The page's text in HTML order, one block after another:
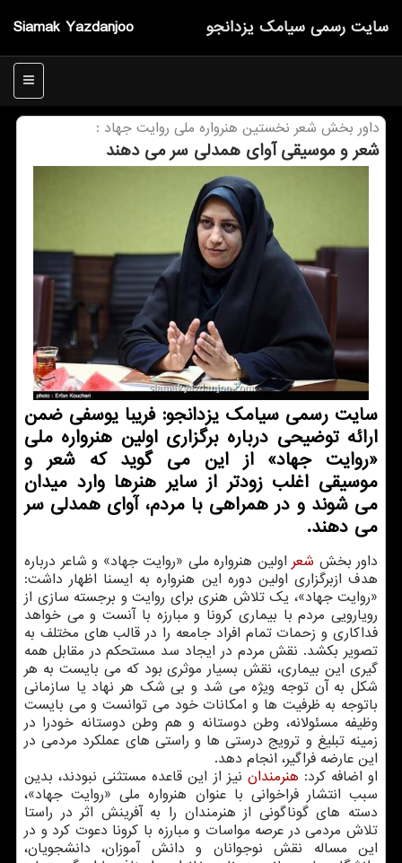
Siamak Yazdanjoo سایت رسمی سیامك یزدانجو
منو
داور بخش شعر نخستین هنرواره ملی روایت جهاد :
شعر و موسیقی آوای همدلی سر می دهند
سایت رسمی سیامک یزدانجو: فریبا یوسفی ضمن
ارائه توضیحی درباره برگزاری اولین هنرواره ملی
«روایت جهاد» از این می گوید که شعر و
موسیقی اغلب زودتر از سایر هنرها وارد میدان
می شوند و در همراهی با مردم، آوای همدلی سر
می دهند.
داور بخش شعر اولین هنرواره ملی «روایت جهاد» و شاعر درباره
هدف ازبرگزاری اولین دوره این هنرواره به ایسنا اظهار داشت:
«روایت جهاد»، یک تلاش هنری برای روایت و برجسته سازی از
رویارویی مردم با بیماری کرونا و مبارزه با آنست و می خواهد
فداکاری و زحمات تمام افراد جامعه را در قالب های مختلف به
تصویر بکشد. نقش مردم در ایجاد سد مستحکم در مقابل همه
گیری این بیماری، نقش بسیار موثری بود که می بایست به هر
شکل به آن توجه ویژه می شد و بی شک هر نهاد یا سازمانی
باتوجه به ظرفیت ها و امکانات خود می توانست و می بایست
وظیفه مسئولانه، وطن دوستانه و هم وطن دوستانه خودرا در
زمینه تبلیغ و ترویج درستی ها و راستی های عملکرد مردمی در
این عارضه فراگیر، انجام دهد.
او اضافه کرد: هنرمندان نیز از این قاعده مستثنی نبودند، بدین
سبب انتشار فراخوانی با عنوان هنرواره ملی «روایت جهاد»،
دسته های گوناگونی از هنرمندان را به آفرینش اثر در راستا
تلاش مردمی در عرصه مواسات و مبارزه با کرونا دعوت کرد و در
این مساله نقش نوجوانان و دانش آموزان، دانشجویان،